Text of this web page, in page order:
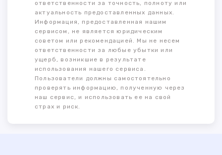
ответственности за точность, полноту или
актуальность предоставленных данных.
Информация, предоставленная нашим
сервисом, не является юридическим
советом или рекомендацией. Мы не несем
ответственности за любые убытки или
ущерб, возникшие в результате
использования нашего сервиса.
Пользователи должны самостоятельно
проверять информацию, полученную через
наш сервис, и использовать ее на свой
страх и риск.